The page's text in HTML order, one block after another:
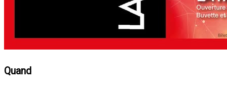
Quand